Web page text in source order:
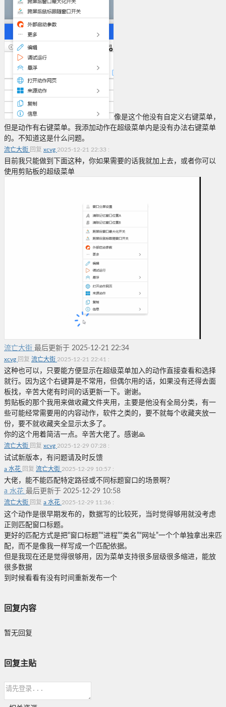
像是这个他没有自定义右键菜单，
但是动作有右键菜单。我添加动作在超级菜单内是没有办法右键菜单
的。不知道这是什么问题。
流亡大街 回复 xcvg 2025-12-21 22:33 :
目前我只能做到下面这种，你如果需要的话我就加上去，或者你可以
使用剪贴板的超级菜单
流亡大街 最后更新于 2025-12-21 22:34
xcvg 回复 流亡大街 2025-12-21 22:41 :
这种也可以，只要能方便显示在超级菜单加入的动作直接查看和选择
就行。因为这个右键算是不常用，但偶尔用的话，如果没有还得去面
板找，辛苦大佬有时间的话更新一下。谢谢。
剪贴板的那个我用来做收藏文件夹用，主要是他没有全局分类，有一
些可能经常需要用的内容动作，软件之类的，要不就每个收藏夹放一
份，要不就收藏夹全显示太多了。
你的这个用着简洁一点。辛苦大佬了。感谢🙏
流亡大街 回复 xcvg 2025-12-29 07:28 :
试试新版本，有问题请及时反馈
a 水花 回复 流亡大街 2025-12-29 10:57 :
大佬，能不能匹配特定路径或不同标题窗口的场景啊？
a 水花 最后更新于 2025-12-29 10:58
流亡大街 回复 a 水花 2025-12-29 11:36 :
这个动作是很早期发布的，数据写的比较死，当时觉得够用就没考虑
正则匹配窗口标题。
更好的匹配方式是把“窗口标题”“进程”“类名”“网址”一个个单独拿出来匹
配，而不是像我一样写成一个匹配依据。
但是我现在还是觉得很够用，因为菜单支持很多层级很多缩进，能放
很多数据
到时候看看有没有时间重新发布一个
回复内容
暂无回复
回复主贴